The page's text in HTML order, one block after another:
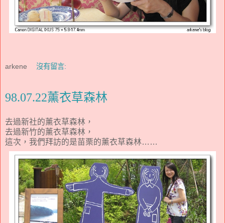
arkene 沒有留言:
98.07.22薰衣草森林
去過新社的薰衣草森林，
去過新竹的薰衣草森林，
這次，我們拜訪的是苗栗的薰衣草森林……